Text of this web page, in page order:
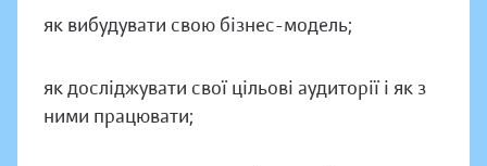
як вибудувати свою бізнес-модель;
як досліджувати свої цільові аудиторії і як з
ними працювати;